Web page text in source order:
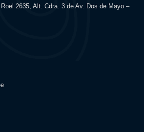
2635, Alt. Cdra. 3 de Av. Dos de Mayo –